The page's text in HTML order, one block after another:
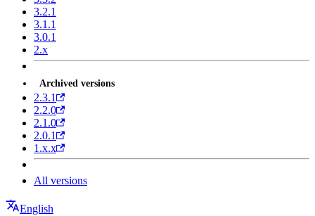
3.2.1
3.1.1
3.0.1
2.x
Archived versions
2.3.1
2.2.0
2.1.0
2.0.1
1.x.x
All versions
English